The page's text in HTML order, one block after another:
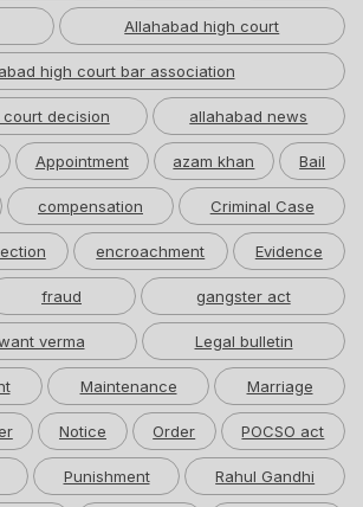
Allahabad high court
high court bar association
decision allahabad news
Appointment azam khan Bail
compensation Criminal Case
encroachment Evidence
fraud gangster act
verma Legal bulletin
Maintenance Marriage
Notice Order POCSO act
Punishment Rahul Gandhi